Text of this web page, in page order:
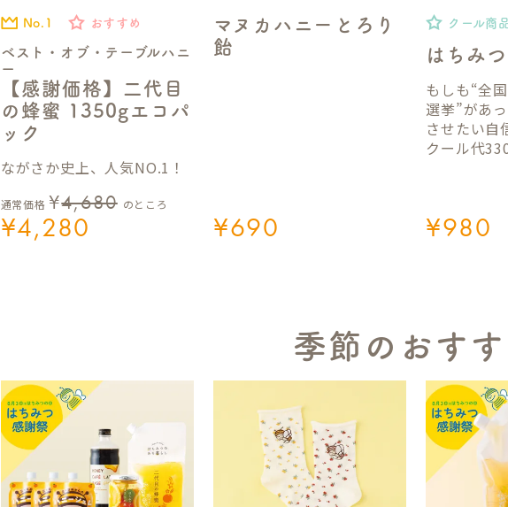
ベスト・オブ・テーブルハニ
ー
【感謝価格】二代目
の蜂蜜 1350gエコパ
ック
No.1 おすすめ
通常価格 ¥4,680 のところ
¥4,280
ながさか史上、人気NO.1！
マヌカハニーとろり
飴
¥690
はちみ
クール商
¥980
もしも“全
選挙”があ
させたい自
クール代
季節のおす